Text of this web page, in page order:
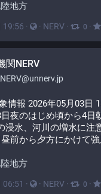
地方
19:56 · · NERV · 0 ·
関NERV
情報 2026年05月03日
夜のはじめ頃から4日
浸水、河川の増水に注
前から夕方にかけて
地方
· · NERV · 0 ·